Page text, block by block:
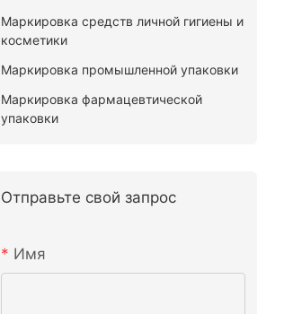
Маркировка средств личной гигиены и
косметики
Маркировка промышленной упаковки
Маркировка фармацевтической
упаковки
Отправьте свой запрос
Имя